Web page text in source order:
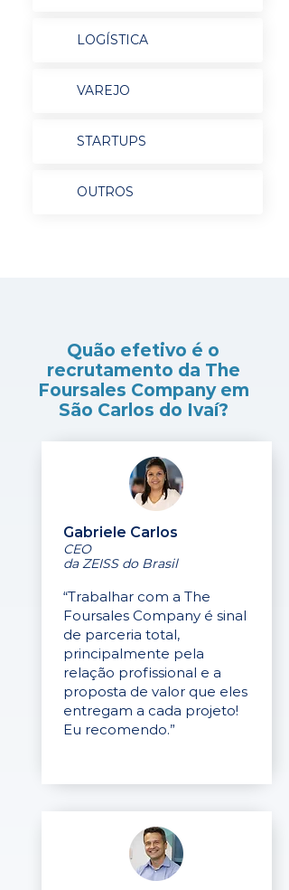
LOGÍSTICA
VAREJO
STARTUPS
OUTROS
Quão efetivo é o
recrutamento da The
Foursales Company em
São Carlos do Ivaí?
Gabriele Carlos
CEO
da ZEISS do Brasil
“Trabalhar com a The
Foursales Company é sinal
de parceria total,
principalmente pela
relação profissional e a
proposta de valor que eles
entregam a cada projeto!
Eu recomendo.”